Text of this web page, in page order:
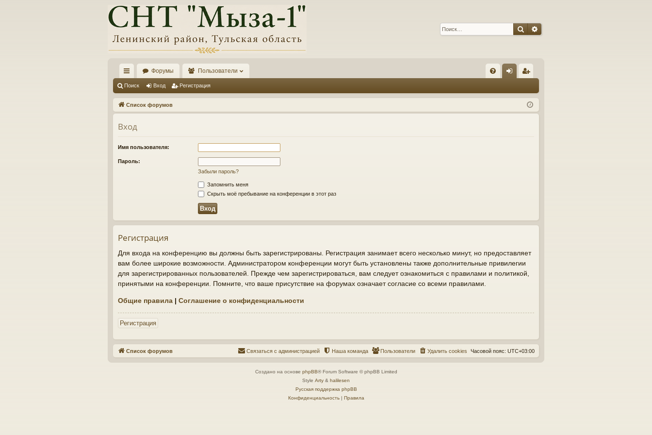
ПоискРасширенный поиск
с
ы
лк
и
Форумы Пользователи
Q д ис
тр
Поиск Вход Регистрация
Список форумов
Вход
Имя пользователя:
Пароль:
Забыли пароль?
Запомнить меня
Скрыть моё пребывание на конференции в этот раз
Регистрация
Для входа на конференцию вы должны быть зарегистрированы. Регистрация занимает всего несколько минут, но предоставляет
вам более широкие возможности. Администратором конференции могут быть установлены также дополнительные привилегии
для зарегистрированных пользователей. Прежде чем зарегистрироваться, вам следует ознакомиться с правилами и политикой,
принятыми на конференции. Помните, что ваше присутствие на форумах означает согласие со всеми правилами.
Общие правила | Соглашение о конфиденциальности
Регистрация
Список форумов Часовой пояс: UTC+03:00
Удалить cookies
Пользователи
Наша команда
Связаться с администрацией
Создано на основе phpBB® Forum Software © phpBB Limited
Style Arty & halilesen
Русская поддержка phpBB
Конфиденциальность| Правила